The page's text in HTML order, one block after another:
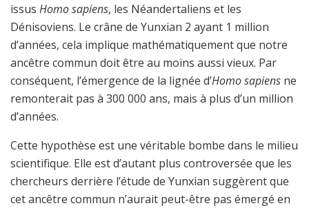
issus Homo sapiens, les Néandertaliens et les
Dénisoviens. Le crâne de Yunxian 2 ayant 1 million
d’années, cela implique mathématiquement que notre
ancêtre commun doit être au moins aussi vieux. Par
conséquent, l’émergence de la lignée d’Homo sapiens ne
remonterait pas à 300 000 ans, mais à plus d’un million
d’années.
Cette hypothèse est une véritable bombe dans le milieu
scientifique. Elle est d’autant plus controversée que les
chercheurs derrière l’étude de Yunxian suggèrent que
cet ancêtre commun n’aurait peut-être pas émergé en